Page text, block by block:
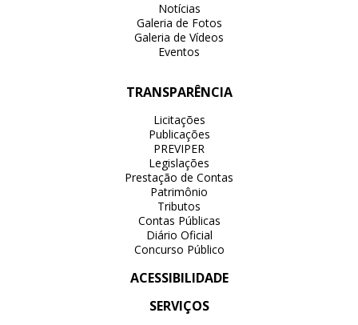
Notícias
Galeria de Fotos
Galeria de Vídeos
Eventos
TRANSPARÊNCIA
Licitações
Publicações
PREVIPER
Legislações
Prestação de Contas
Patrimônio
Tributos
Contas Públicas
Diário Oficial
Concurso Público
ACESSIBILIDADE
SERVIÇOS